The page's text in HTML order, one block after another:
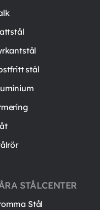
stål
STÅLCENTER
Stål